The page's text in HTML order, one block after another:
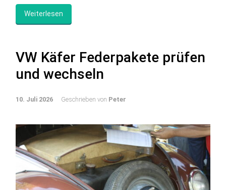
Weiterlesen
VW Käfer Federpakete prüfen
und wechseln
10. Juli 2026 Geschrieben von Peter